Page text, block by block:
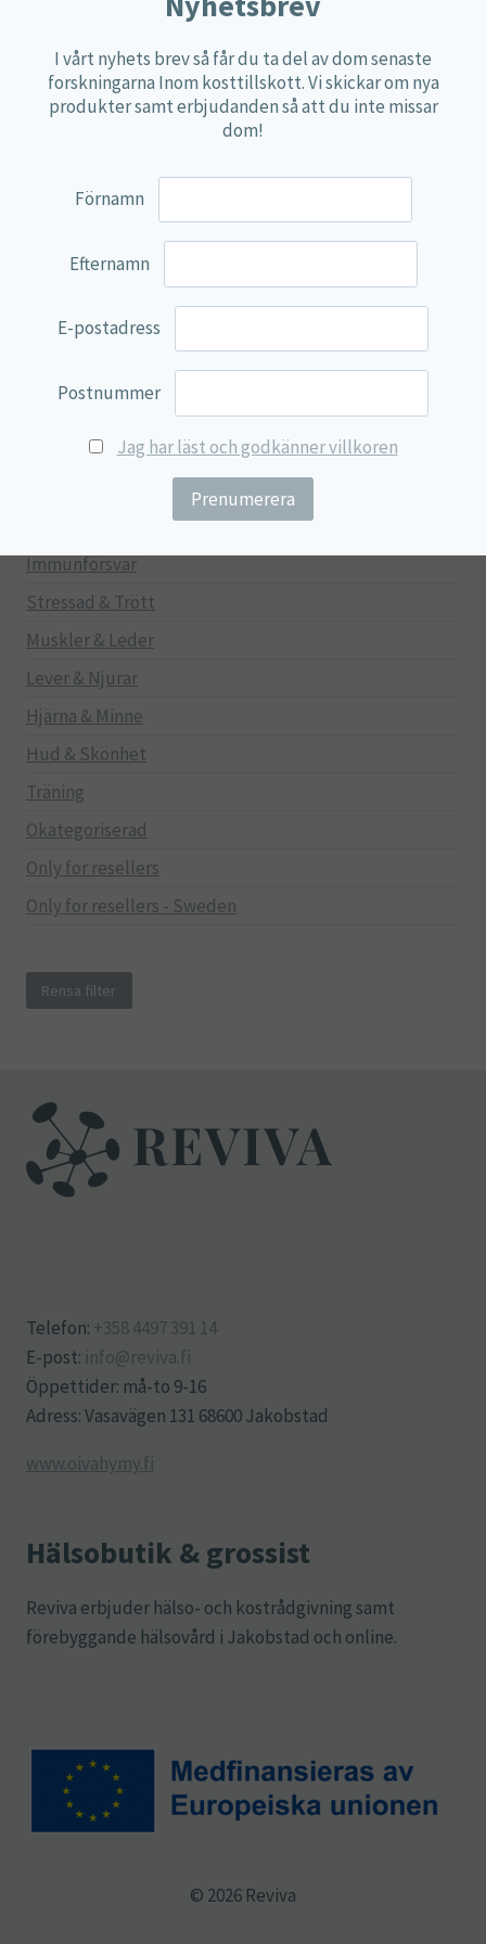
100% Natural
EVP Nutrition
Lamberts
Kenkou Selfcare
Immunförsvar
Stressad & Trött
Muskler & Leder
Lever & Njurar
Hjärna & Minne
Hud & Skönhet
Träning
Okategoriserad
Only for resellers
Only for resellers - Sweden
Rensa filter
Telefon: +358 4497 391 14
E-post: info@reviva.fi
Öppettider: må-to 9-16
Adress: Vasavägen 131 68600 Jakobstad
www.oivahymy.fi
Hälsobutik & grossist
Reviva erbjuder hälso- och kostrådgivning samt
förebyggande hälsovård i Jakobstad och online.
© 2026 Reviva
I vårt nyhets brev så får du ta del av dom senaste
forskningarna Inom kosttillskott. Vi skickar om nya
produkter samt erbjudanden så att du inte missar
dom!
Förnamn
Efternamn
E-postadress
Postnummer
Jag har läst och godkänner villkoren